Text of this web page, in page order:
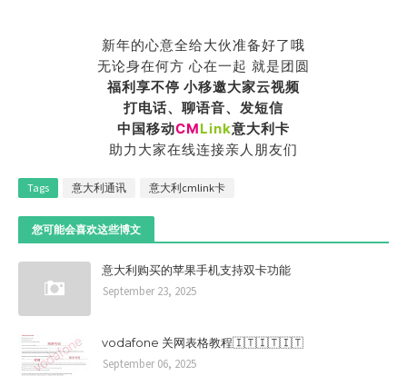
欧盟地区内拨打意大利及指定欧盟地区号码，接听免
费，同时需要遵从公平使用原则；
7. 套餐包含每月200条本地短信，可在意大利及指定欧
盟地区内发送至意大利及指定欧盟地区的号码，在此地
区接收免费。同时需要遵从公平使用原则；
8. 套餐包含每月1000分钟长途语音，可于意大利境内
9.套餐赠送每月3GB漫游流量
用；
10. 套餐赠送每月200分钟漫游语音，可在中国内地拨
11. 所有价格均已包含增值税IVA(22%)
一卡多号 限时免费
新年的心意全给大伙准备好了哦
无论身在何方 心在一起 就是团圆
福利享不停 小移邀大家云视频
打电话、聊语音、发短信
中国移动CMLink意大利卡
助力大家在线连接亲人朋友们
Tags 意大利通讯 意大利cmlink卡
您可能会喜欢这些博文
意大利购买的苹果手机支持双卡功能
September 23, 2025
vodafone 关网表格教程🇮🇹🇮🇹🇮🇹
September 06, 2025